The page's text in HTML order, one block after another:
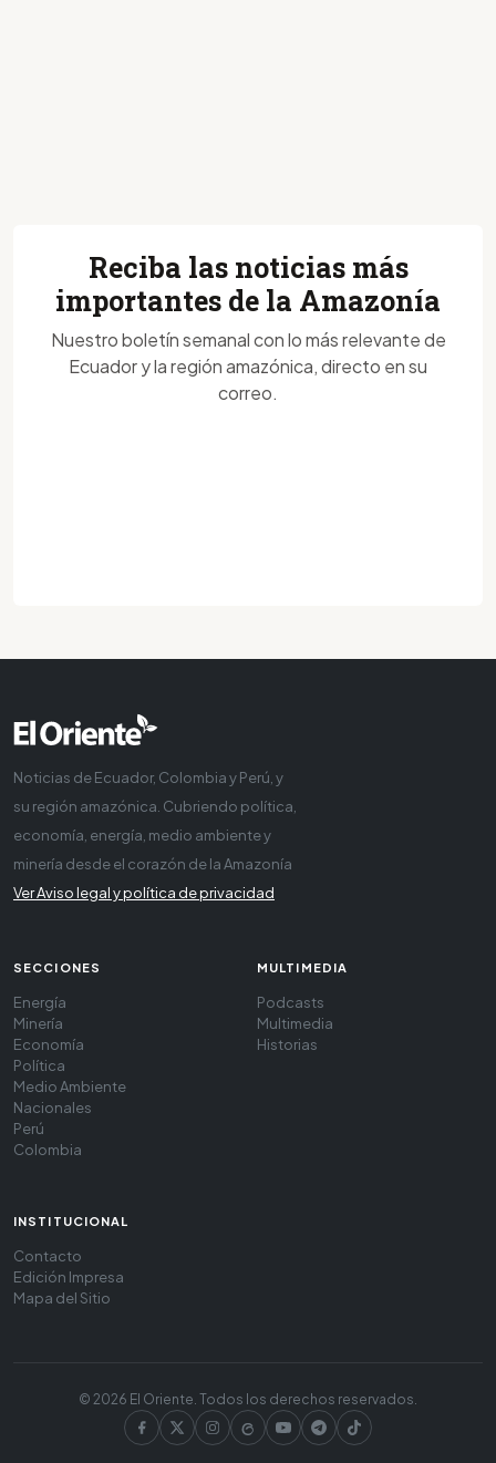
Reciba las noticias más
importantes de la Amazonía
Nuestro boletín semanal con lo más relevante de
Ecuador y la región amazónica, directo en su
correo.
Noticias de Ecuador, Colombia y Perú, y
su región amazónica. Cubriendo política,
economía, energía, medio ambiente y
minería desde el corazón de la Amazonía
Ver Aviso legal y política de privacidad
SECCIONES
Energía
Minería
Economía
Política
Medio Ambiente
Nacionales
Perú
Colombia
MULTIMEDIA
Podcasts
Multimedia
Historias
INSTITUCIONAL
Contacto
Edición Impresa
Mapa del Sitio
© 2026 El Oriente. Todos los derechos reservados.